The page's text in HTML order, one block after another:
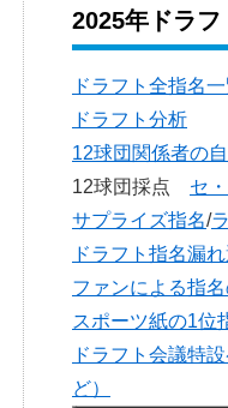
2025年ドラフ
ドラフト全指名
ドラフト分析
12球団関係者の
12球団採点 セ
サプライズ指名/
ドラフト指名漏
ファンによる指
スポーツ紙の1位
ドラフト会議特
ど）